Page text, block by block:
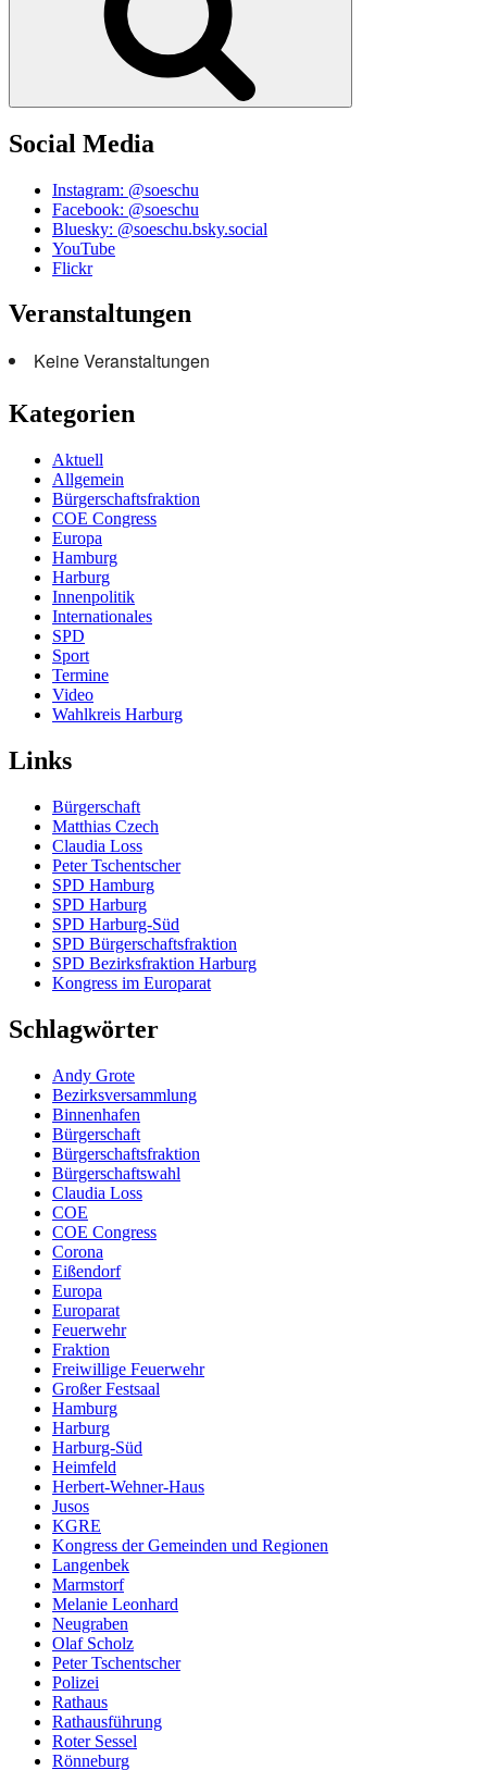
Social Media
Instagram: @soeschu
Facebook: @soeschu
Bluesky: @soeschu.bsky.social
YouTube
Flickr
Veranstaltungen
Keine Veranstaltungen
Kategorien
Aktuell
Allgemein
Bürgerschaftsfraktion
COE Congress
Europa
Hamburg
Harburg
Innenpolitik
Internationales
SPD
Sport
Termine
Video
Wahlkreis Harburg
Links
Bürgerschaft
Matthias Czech
Claudia Loss
Peter Tschentscher
SPD Hamburg
SPD Harburg
SPD Harburg-Süd
SPD Bürgerschaftsfraktion
SPD Bezirksfraktion Harburg
Kongress im Europarat
Schlagwörter
Andy Grote
Bezirksversammlung
Binnenhafen
Bürgerschaft
Bürgerschaftsfraktion
Bürgerschaftswahl
Claudia Loss
COE
COE Congress
Corona
Eißendorf
Europa
Europarat
Feuerwehr
Fraktion
Freiwillige Feuerwehr
Großer Festsaal
Hamburg
Harburg
Harburg-Süd
Heimfeld
Herbert-Wehner-Haus
Jusos
KGRE
Kongress der Gemeinden und Regionen
Langenbek
Marmstorf
Melanie Leonhard
Neugraben
Olaf Scholz
Peter Tschentscher
Polizei
Rathaus
Rathausführung
Roter Sessel
Rönneburg